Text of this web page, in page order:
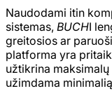
Naudodami itin
sistemas, BUCHI
greitosios ar
platforma yra
užtikrina
užimdama